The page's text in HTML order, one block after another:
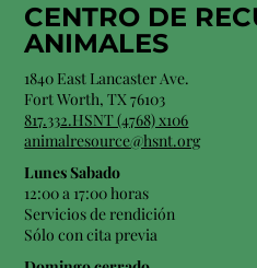
CENTRO DE
ANIMALES
1840 East Lancaster Ave.
Fort Worth, TX 76103
817.332.HSNT (4768) x106
animalresource@hsnt.org
Lunes Sabado
12:00 a 17:00 horas
Servicios de rendición
Sólo con cita previa